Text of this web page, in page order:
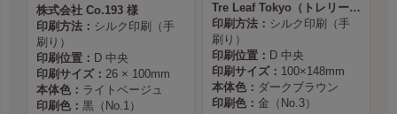
株式会社 Co.193 様
印刷方法： シルク印刷（手
刷り）
印刷位置： D 中央
印刷サイズ： 26 × 100mm
本体色： ライトベージュ
印刷色： 黒（No.1）
Tre Leaf Tokyo（トレリーフ東京） 様
印刷方法： シルク印刷（手
刷り）
印刷位置： D 中央
印刷サイズ： 100×148mm
本体色： ダークブラウン
印刷色： 金（No.3）